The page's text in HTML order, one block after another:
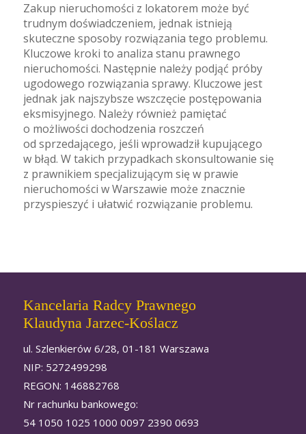
Zakup nieruchomości z lokatorem może być
trudnym doświadczeniem, jednak istnieją
skuteczne sposoby rozwiązania tego problemu.
Kluczowe kroki to analiza stanu prawnego
nieruchomości. Następnie należy podjąć próby
ugodowego rozwiązania sprawy. Kluczowe jest
jednak jak najszybsze wszczęcie postępowania
eksmisyjnego. Należy również pamiętać
o możliwości dochodzenia roszczeń
od sprzedającego, jeśli wprowadził kupującego
w błąd. W takich przypadkach skonsultowanie się
z prawnikiem specjalizującym się w prawie
nieruchomości w Warszawie może znacznie
przyspieszyć i ułatwić rozwiązanie problemu.
Kancelaria Radcy Prawnego
Klaudyna Jarzec-Koślacz
ul. Szlenkierów 6/28, 01-181 Warszawa
NIP: 5272499298
REGON: 146882768
Nr rachunku bankowego:
54 1050 1025 1000 0097 2390 0693